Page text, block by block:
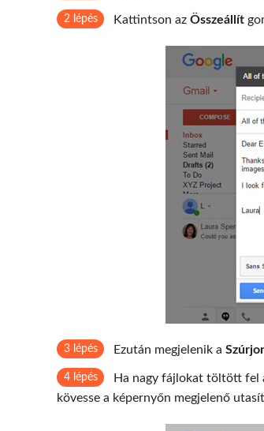
2 lépés Kattintson az Összeállít
3 lépés Ezután megjelenik a
4 lépés Ha nagy fájlokat töltött fel
kövesse a képernyőn megjelenő